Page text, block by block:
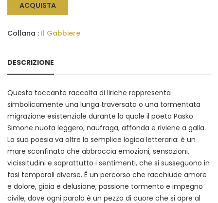
ACQUISTA
Collana : Il Gabbiere
DESCRIZIONE
Questa toccante raccolta di liriche rappresenta
simbolicamente una lunga traversata o una tormentata
migrazione esistenziale durante la quale il poeta Pasko
Simone nuota leggero, naufraga, affonda e riviene a galla.
La sua poesia va oltre la semplice logica letteraria: è un
mare sconfinato che abbraccia emozioni, sensazioni,
vicissitudini e soprattutto i sentimenti, che si susseguono in
fasi temporali diverse. È un percorso che racchiude amore
e dolore, gioia e delusione, passione tormento e impegno
civile, dove ogni parola è un pezzo di cuore che si apre al